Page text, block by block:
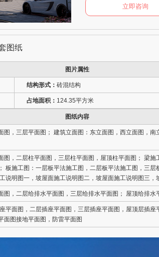
图纸
图片属性
结构形式： 砖混结构
占地面积： 124.35平方米
图纸内容
图，三层平面图； 建筑立面图：东立面图，西立面图，
图，二层柱平面图，三层柱平面图，屋顶柱平面图； 梁
板施工图：一层板平法施工图，二层板平法施工图，三
说明图一，坡屋面施工说明图二，坡屋面施工说明图三，
图，二层给排水平面图，三层给排水平面图； 屋顶给排水
平面图，二层插座平面图，三层插座平面图，屋顶层插
面图接地平面图，防雷平面图